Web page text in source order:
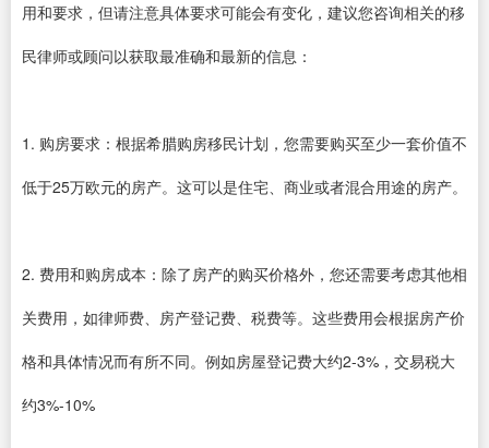
用和要求，但请注意具体要求可能会有变化，建议您咨询相关的移
民律师或顾问以获取最准确和最新的信息：
1. 购房要求：根据希腊购房移民计划，您需要购买至少一套价值不
低于25万欧元的房产。这可以是住宅、商业或者混合用途的房产。
2. 费用和购房成本：除了房产的购买价格外，您还需要考虑其他相
关费用，如律师费、房产登记费、税费等。这些费用会根据房产价
格和具体情况而有所不同。例如房屋登记费大约2-3%，交易税大
约3%-10%